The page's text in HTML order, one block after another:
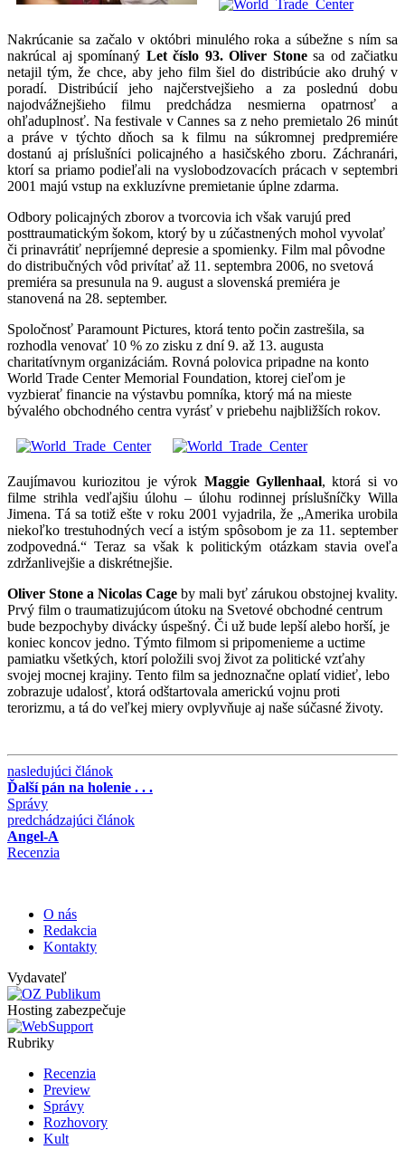
Nakrúcanie sa začalo v októbri minulého roka a súbežne s ním sa
nakrúcal aj spomínaný Let číslo 93. Oliver Stonesa od začiatku
netajil tým, že chce, aby jeho film šiel do distribúcie ako druhý v
poradí. Distribúcií jeho najčerstvejšieho a za poslednú dobu
najodvážnejšieho filmu predchádza nesmierna opatrnosť a
ohľaduplnosť. Na festivale v Cannes sa z neho premietalo 26 minút
a práve v týchto dňoch sa k filmu na súkromnej predpremiére
dostanú aj príslušníci policajného a hasičského zboru. Záchranári,
ktorí sa priamo podieľali na vyslobodzovacích prácach v septembri
2001 majú vstup na exkluzívne premietanie úplne zdarma.
Odbory policajných zborov a tvorcovia ich však varujú pred
posttraumatickým šokom, ktorý by u zúčastnených mohol vyvolať
či prinavrátiť nepríjemné depresie a spomienky. Film mal pôvodne
do distribučných vôd privítať až 11. septembra 2006, no svetová
premiéra sa presunula na 9. august a slovenská premiéra je
stanovená na 28. september.
Spoločnosť Paramount Pictures, ktorá tento počin zastrešila, sa
rozhodla venovať 10 % zo zisku z dní 9. až 13. augusta
charitatívnym organizáciám. Rovná polovica pripadne na konto
World Trade Center Memorial Foundation, ktorej cieľom je
vyzbierať financie na výstavbu pomníka, ktorý má na mieste
bývalého obchodného centra vyrásť v priebehu najbližších rokov.
Zaujímavou kuriozitou je výrok Maggie Gyllenhaal, ktorá si vo
filme strihla vedľajšiu úlohu – úlohu rodinnej príslušníčky Willa
Jimena. Tá sa totiž ešte v roku 2001 vyjadrila, že „Amerika urobila
niekoľko trestuhodných vecí a istým spôsobom je za 11. september
zodpovedná.“ Teraz sa však k politickým otázkam stavia oveľa
zdržanlivejšie a diskrétnejšie.
Oliver Stone a Nicolas Cage by mali byť zárukou obstojnej kvality.
Prvý film o traumatizujúcom útoku na Svetové obchodné centrum
bude bezpochyby divácky úspešný. Či už bude lepší alebo horší, je
koniec koncov jedno. Týmto filmom si pripomenieme a uctime
pamiatku všetkých, ktorí položili svoj život za politické vzťahy
svojej mocnej krajiny. Tento film sa jednoznačne oplatí vidieť, lebo
zobrazuje udalosť, ktorá odštartovala americkú vojnu proti
terorizmu, a tá do veľkej miery ovplyvňuje aj naše súčasné životy.
nasledujúci článok
Ďalší pán na holenie . . .
Správy
predchádzajúci článok
Angel-A
Recenzia
O nás
Redakcia
Kontakty
Vydavateľ
Hosting zabezpečuje
Rubriky
Recenzia
Preview
Správy
Rozhovory
Kult